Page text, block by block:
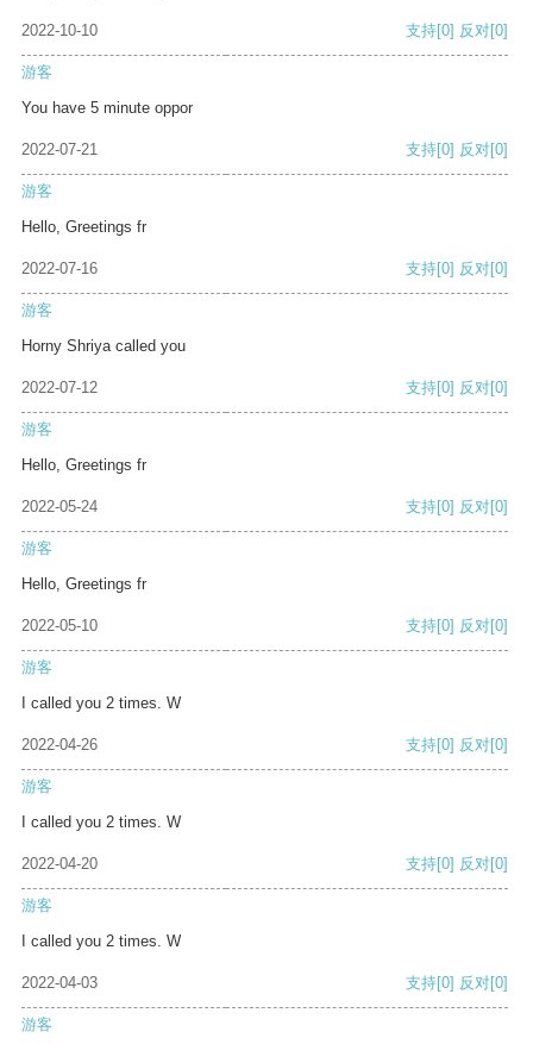
2022-10-10 支持[0] 反对[0]
游客
You have 5 minute oppor
2022-07-21 支持[0] 反对[0]
游客
Hello, Greetings fr
2022-07-16 支持[0] 反对[0]
游客
Horny Shriya called you
2022-07-12 支持[0] 反对[0]
游客
Hello, Greetings fr
2022-05-24 支持[0] 反对[0]
游客
Hello, Greetings fr
2022-05-10 支持[0] 反对[0]
游客
I called you 2 times. W
2022-04-26 支持[0] 反对[0]
游客
I called you 2 times. W
2022-04-20 支持[0] 反对[0]
游客
I called you 2 times. W
2022-04-03 支持[0] 反对[0]
游客